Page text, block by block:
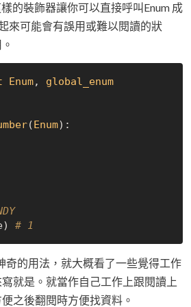
的裝飾器讓你可以直接呼叫Enum 成
來可能會有誤用或難以閱讀的狀
Enum, global_enum
(Enum):
# 1
奇的用法，就大概看了一些覺得工作
就是。就當作自己工作上跟閱讀上
之後翻閱時方便找資料。